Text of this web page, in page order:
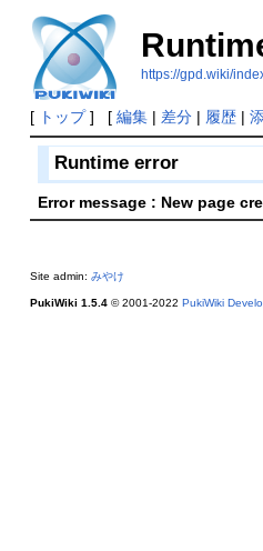
https://gpd.wiki/
[ トップ] [ 編集| 差分| 履歴|
Runtime error
Error message : New page
Site admin: みやけ
PukiWiki 1.5.4© 2001-2022 PukiWiki